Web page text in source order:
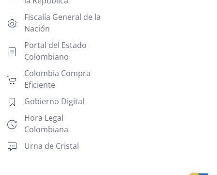
Fiscalía General de la
Nación
Portal del Estado
Colombiano
Colombia Compra
Eficiente
Gobierno Digital
Hora Legal
Colombiana
Urna de Cristal